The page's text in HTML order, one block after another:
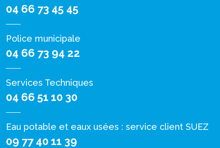
04 66 73 45 45
Police municipale
04 66 73 94 22
Services Techniques
04 66 51 10 30
Eau potable et eaux usées : service client SUEZ
09 77 40 11 39